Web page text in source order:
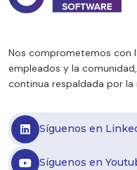
Nos comprometemos con
empleados y la
continua respaldada por la
Síguenos en
Síguenos en